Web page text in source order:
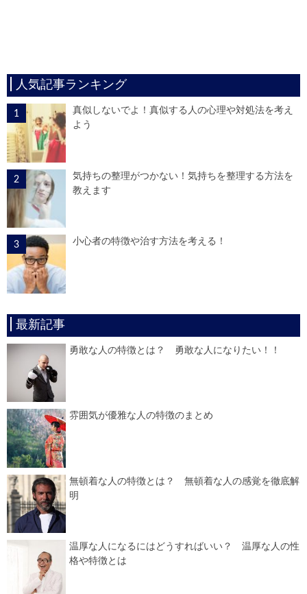
人気記事ランキング
真似しないでよ！真似する人の心理や対処法を考え
よう
気持ちの整理がつかない！気持ちを整理する方法を
教えます
小心者の特徴や治す方法を考える！
最新記事
勇敢な人の特徴とは？ 勇敢な人になりたい！！
雰囲気が優雅な人の特徴のまとめ
無頓着な人の特徴とは？ 無頓着な人の感覚を徹底解
明
温厚な人になるにはどうすればいい？ 温厚な人の性
格や特徴とは